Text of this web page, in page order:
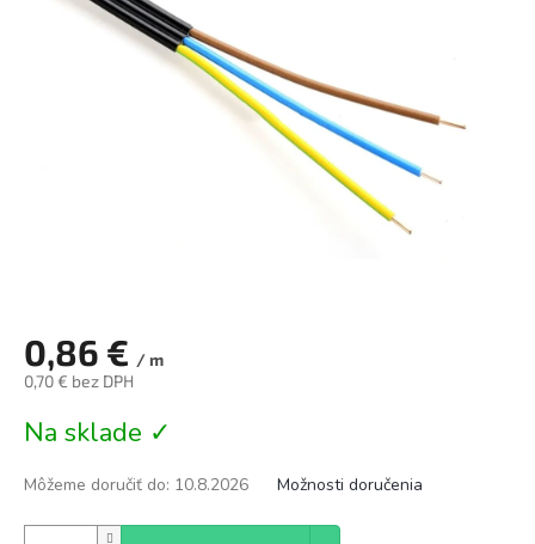
0,86 € / m
0,70 € bez DPH
cena:
Na sklade ✓
Môžeme doručiť do: 10.8.2026 Možnosti doručenia